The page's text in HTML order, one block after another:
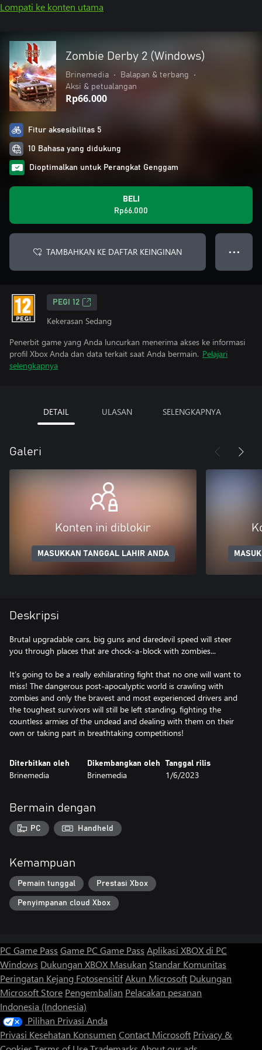
Lompati ke konten utama
Zombie Derby 2 (Windows)
Brinemedia • Balapan & terbang
•
Aksi & petualangan
Rp66.000
Fitur aksesibilitas 5
10 Bahasa yang didukung
Dioptimalkan untuk Perangkat Genggam
BELI
Rp66.000
TAMBAHKAN KE DAFTAR KEINGINAN ● ● ●
PEGI 12
Kekerasan Sedang
Penerbit game yang Anda luncurkan menerima akses ke informasi
profil Xbox Anda dan data terkait saat Anda bermain. Pelajari
selengkapnya
DETAIL ULASAN SELENGKAPNYA
Galeri
Konten ini diblokir
MASUKKAN TANGGAL LAHIR ANDA
Deskripsi
Brutal upgradable cars, big guns and daredevil speed will steer
you through places that are chock-a-block with zombies...
It’s going to be a really exhilarating fight that no one will want to
miss! The dangerous post-apocalyptic world is crawling with
zombies and only the bravest and most experienced drivers and
the toughest survivors will still be left standing, fighting the
countless armies of the undead and dealing with them on their
own or taking part in breathtaking competitions!
Diterbitkan oleh
Brinemedia
Dikembangkan oleh
Brinemedia
Tanggal rilis
1/6/2023
Bermain dengan
PC Handheld
Kemampuan
Pemain tunggal Prestasi Xbox
Penyimpanan cloud Xbox
PC Game Pass Game PC Game Pass Aplikasi XBOX di PC
Windows Dukungan XBOX Masukan Standar Komunitas
Peringatan Kejang FotosensitifAkun Microsoft Dukungan
Microsoft Store Pengembalian Pelacakan pesanan
Indonesia (Indonesia)
Pilihan Privasi Anda
Privasi Kesehatan Konsumen Contact Microsoft Privacy &